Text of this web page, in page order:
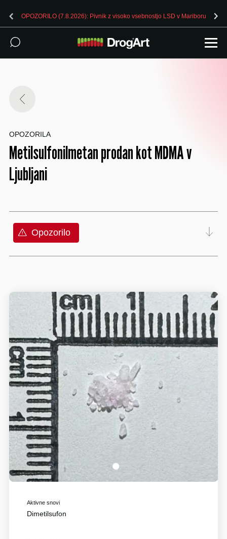
OPOZORILO (7.8.2026): Pivnik z visoko vsebnostjo LSD v Mariboru
OPOZORILA
Metilsulfonilmetan prodan kot MDMA v
Ljubljani
Opozorilo
1
Aktivne snovi
Dimetilsufon